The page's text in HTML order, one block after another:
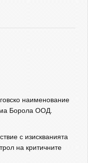
наименование
Борола ООД.
с изискванията
на критичните